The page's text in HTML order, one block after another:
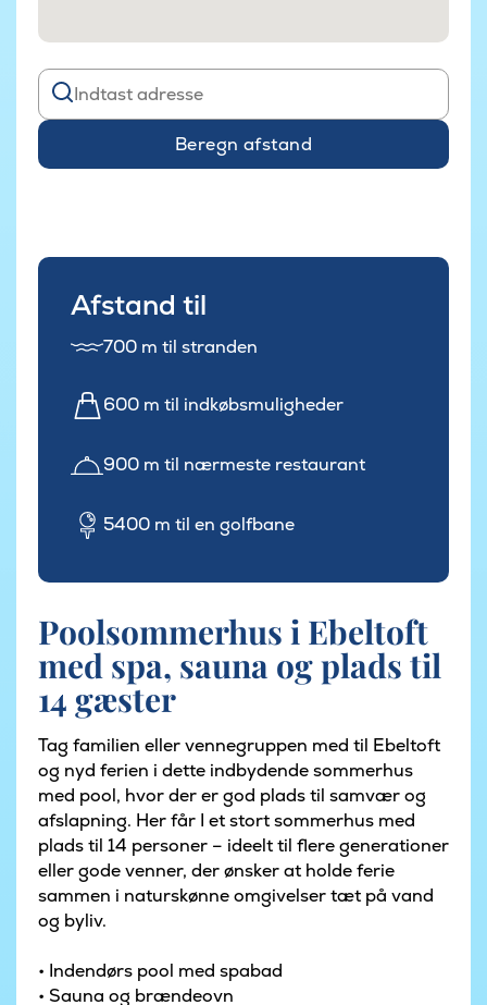
Beregn afstand
Afstand til
700 m til stranden
600 m til indkøbsmuligheder
900 m til nærmeste restaurant
5400 m til en golfbane
Poolsommerhus i Ebeltoft
med spa, sauna og plads til
14 gæster
Tag familien eller vennegruppen med til Ebeltoft
og nyd ferien i dette indbydende sommerhus
med pool, hvor der er god plads til samvær og
afslapning. Her får I et stort sommerhus med
plads til 14 personer – ideelt til flere generationer
eller gode venner, der ønsker at holde ferie
sammen i naturskønne omgivelser tæt på vand
og byliv.
• Indendørs pool med spabad
• Sauna og brændeovn